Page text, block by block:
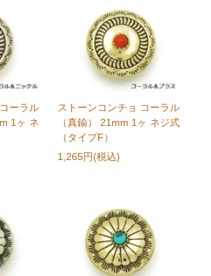
ーラル
1ヶ ネ
ストーンコンチョ コーラル
（真鍮） 21mm 1ヶ ネジ式
（タイプF）
1,265円(税込)